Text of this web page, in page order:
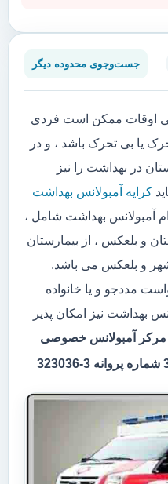
جست‌وجوی محدوده دیگر
اوقات ممکن است فردی
یا بی تحرک باشد ، و در
در بهداشت را نیز
کرایه آمبولانس بهداشت
آمبولانس بهداشت شامل ،
و بلعکس ، از بیمارستان
شهر و بلعکس می باشد.
مددجو و یا خانواده
بهداشت نیز امکان پذیر
مرکر آمبولانس خصوصی